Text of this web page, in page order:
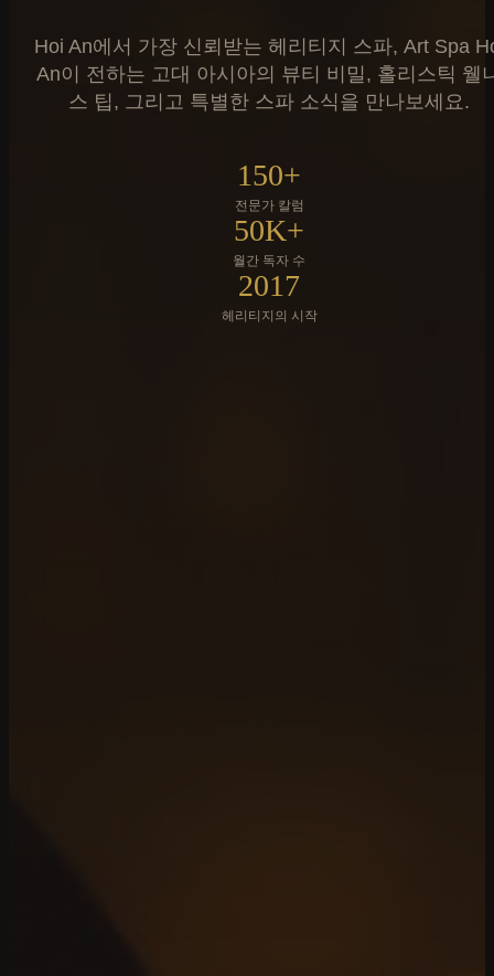
Hoi An에서 가장 신뢰받는 헤리티지 스파, Art Spa
An이 전하는 고대 아시아의 뷰티 비밀, 홀리스틱 웰
스 팁, 그리고 특별한 스파 소식을 만나보세요.
150+
전문가 칼럼
50K+
월간 독자 수
2017
헤리티지의 시작